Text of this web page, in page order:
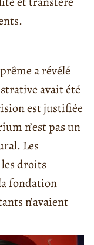
a révélé
avait été
est justifiée
n’est pas un
Les
droits
fondation
n’avaient